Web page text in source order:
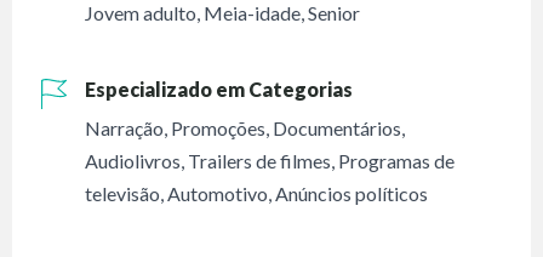
Jovem adulto, Meia-idade,Senior
Especializado em Categorias
Narração, Promoções, Documentários,
Audiolivros, Trailers de filmes, Programas de
televisão,Automotivo,Anúncios políticos